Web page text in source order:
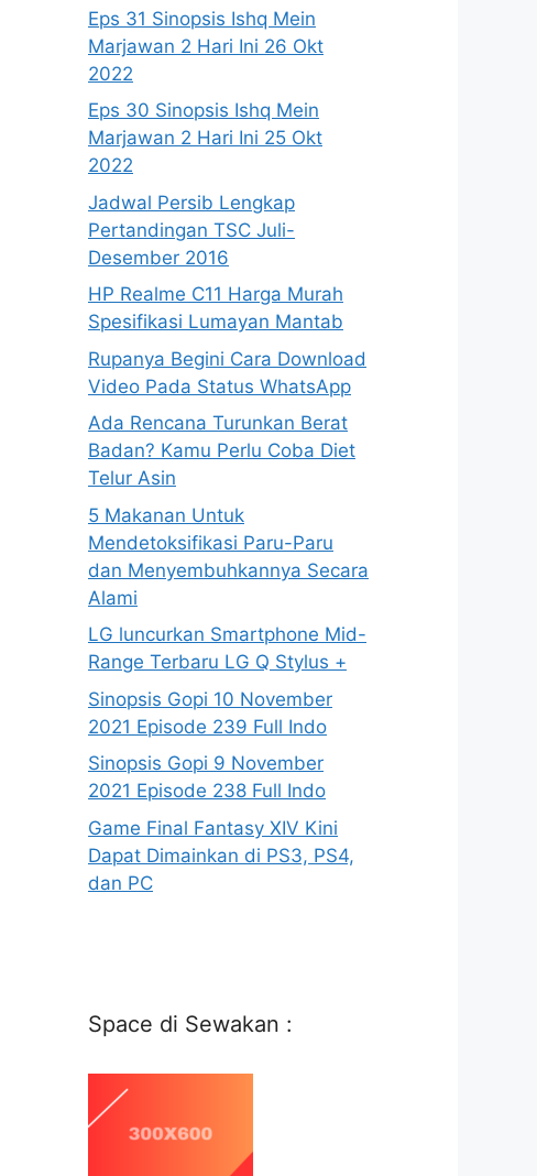
Eps 31 Sinopsis Ishq Mein
Marjawan 2 Hari Ini 26 Okt
2022
Eps 30 Sinopsis Ishq Mein
Marjawan 2 Hari Ini 25 Okt
2022
Jadwal Persib Lengkap
Pertandingan TSC Juli-
Desember 2016
HP Realme C11 Harga Murah
Spesifikasi Lumayan Mantab
Rupanya Begini Cara Download
Video Pada Status WhatsApp
Ada Rencana Turunkan Berat
Badan? Kamu Perlu Coba Diet
Telur Asin
5 Makanan Untuk
Mendetoksifikasi Paru-Paru
dan Menyembuhkannya Secara
Alami
LG luncurkan Smartphone Mid-
Range Terbaru LG Q Stylus +
Sinopsis Gopi 10 November
2021 Episode 239 Full Indo
Sinopsis Gopi 9 November
2021 Episode 238 Full Indo
Game Final Fantasy XIV Kini
Dapat Dimainkan di PS3, PS4,
dan PC
Space di Sewakan :